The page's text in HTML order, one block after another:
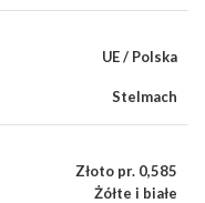
UE / Polska
Stelmach
Złoto pr. 0,585
Żółte i białe